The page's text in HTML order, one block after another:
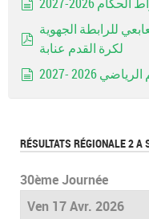
2026-2027
pdf
للرابطة الجهوية
لكرة القدم عنابة
2026 -2027
RÉSULTATS RÉGIONALE 2
30ème Journée
Ven 17 Avr. 2026